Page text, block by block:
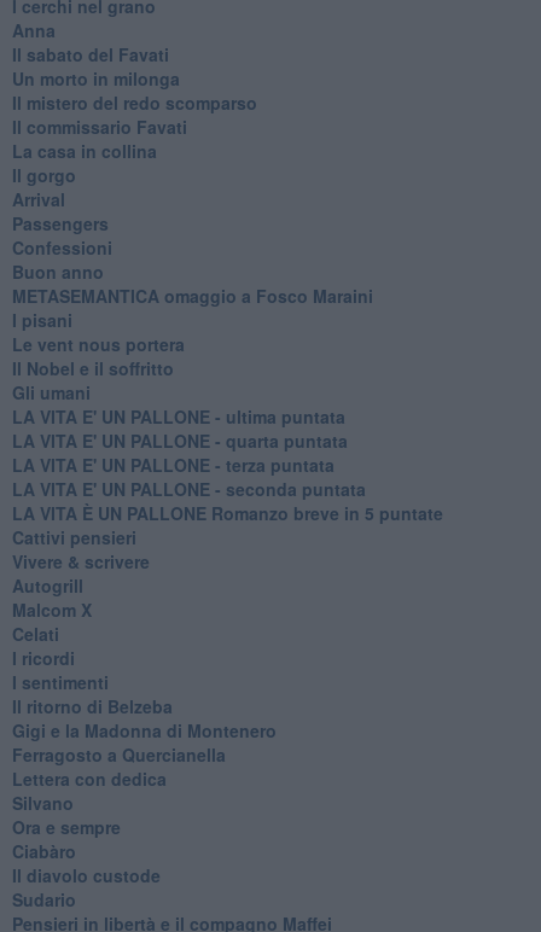
I cerchi nel grano
Anna
Il sabato del Favati
Un morto in milonga
Il mistero del redo scomparso
Il commissario Favati
La casa in collina
Il gorgo
Arrival
Passengers
Confessioni
Buon anno
METASEMANTICA omaggio a Fosco Maraini
I pisani
Le vent nous portera
Il Nobel e il soffritto
Gli umani
LA VITA E' UN PALLONE - ultima puntata
LA VITA E' UN PALLONE - quarta puntata
LA VITA E' UN PALLONE - terza puntata
LA VITA E' UN PALLONE - seconda puntata
LA VITA È UN PALLONE Romanzo breve in 5 puntate
Cattivi pensieri
Vivere & scrivere
Autogrill
Malcom X
Celati
I ricordi
I sentimenti
Il ritorno di Belzeba
Gigi e la Madonna di Montenero
Ferragosto a Quercianella
Lettera con dedica
Silvano
Ora e sempre
Ciabàro
Il diavolo custode
Sudario
Pensieri in libertà e il compagno Maffei